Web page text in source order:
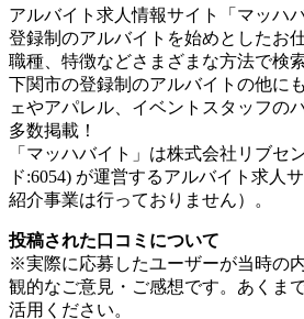
アルバイト求人情報サイト「マッハ
登録制のアルバイトを始めとしたお
職種、特徴などさまざまな方法で検
下関市の登録制のアルバイトの他に
ェやアパレル、イベントスタッフの
多数掲載！
「マッハバイト」は株式会社リブセ
ド:6054) が運営するアルバイト求人
紹介事業は行っておりません）。
投稿された口コミについて
※実際に応募したユーザーが当時の
観的なご意見・ご感想です。あくま
活用ください。